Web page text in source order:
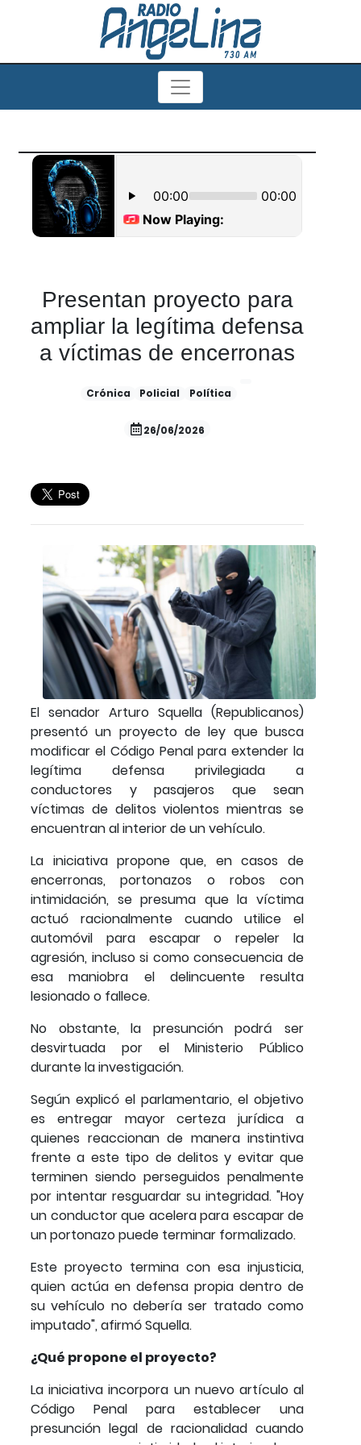
Presentan proyecto para
ampliar la legítima defensa
a víctimas de encerronas
Crónica Policial Política
26/06/2026
El senador Arturo Squella (Republicanos)
presentó un proyecto de ley que busca
modificar el Código Penal para extender la
legítima defensa privilegiada a
conductores y pasajeros que sean
víctimas de delitos violentos mientras se
encuentran al interior de un vehículo.
La iniciativa propone que, en casos de
encerronas, portonazos o robos con
intimidación, se presuma que la víctima
actuó racionalmente cuando utilice el
automóvil para escapar o repeler la
agresión, incluso si como consecuencia de
esa maniobra el delincuente resulta
lesionado o fallece.
No obstante, la presunción podrá ser
desvirtuada por el Ministerio Público
durante la investigación.
Según explicó el parlamentario, el objetivo
es entregar mayor certeza jurídica a
quienes reaccionan de manera instintiva
frente a este tipo de delitos y evitar que
terminen siendo perseguidos penalmente
por intentar resguardar su integridad. "Hoy
un conductor que acelera para escapar de
un portonazo puede terminar formalizado.
Este proyecto termina con esa injusticia,
quien actúa en defensa propia dentro de
su vehículo no debería ser tratado como
imputado", afirmó Squella.
¿Qué propone el proyecto?
La iniciativa incorpora un nuevo artículo al
Código Penal para establecer una
presunción legal de racionalidad cuando